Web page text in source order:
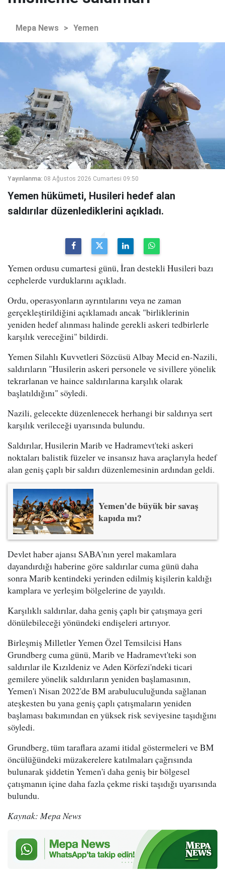
Mepa News > Yemen
Yayınlanma: 08 Ağustos 2026 Cumartesi 09:50
Yemen hükümeti, Husileri hedef alan
saldırılar düzenlediklerini açıkladı.
Yemen ordusu cumartesi günü, İran destekli Husileri bazı
cephelerde vurduklarını açıkladı.
Ordu, operasyonların ayrıntılarını veya ne zaman
gerçekleştirildiğini açıklamadı ancak "birliklerinin
yeniden hedef alınması halinde gerekli askeri tedbirlerle
karşılık vereceğini" bildirdi.
Yemen Silahlı Kuvvetleri Sözcüsü Albay Mecid en-Nazili,
saldırıların "Husilerin askeri personele ve sivillere yönelik
tekrarlanan ve haince saldırılarına karşılık olarak
başlatıldığını" söyledi.
Nazili, gelecekte düzenlenecek herhangi bir saldırıya sert
karşılık verileceği uyarısında bulundu.
Saldırılar, Husilerin Marib ve Hadramevt'teki askeri
noktaları balistik füzeler ve insansız hava araçlarıyla hedef
alan geniş çaplı bir saldırı düzenlemesinin ardından geldi.
Yemen'de büyük bir savaş
kapıda mı?
Devlet haber ajansı SABA'nın yerel makamlara
dayandırdığı haberine göre saldırılar cuma günü daha
sonra Marib kentindeki yerinden edilmiş kişilerin kaldığı
kamplara ve yerleşim bölgelerine de yayıldı.
Karşılıklı saldırılar, daha geniş çaplı bir çatışmaya geri
dönülebileceği yönündeki endişeleri artırıyor.
Birleşmiş Milletler Yemen Özel Temsilcisi Hans
Grundberg cuma günü, Marib ve Hadramevt'teki son
saldırılar ile Kızıldeniz ve Aden Körfezi'ndeki ticari
gemilere yönelik saldırıların yeniden başlamasının,
Yemen'i Nisan 2022'de BM arabuluculuğunda sağlanan
ateşkesten bu yana geniş çaplı çatışmaların yeniden
başlaması bakımından en yüksek risk seviyesine taşıdığını
söyledi.
Grundberg, tüm taraflara azami itidal göstermeleri ve BM
öncülüğündeki müzakerelere katılmaları çağrısında
bulunarak şiddetin Yemen'i daha geniş bir bölgesel
çatışmanın içine daha fazla çekme riski taşıdığı uyarısında
bulundu.
Kaynak: Mepa News